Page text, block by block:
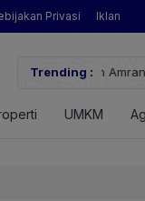
Privasi Iklan
Trending :
UMKM